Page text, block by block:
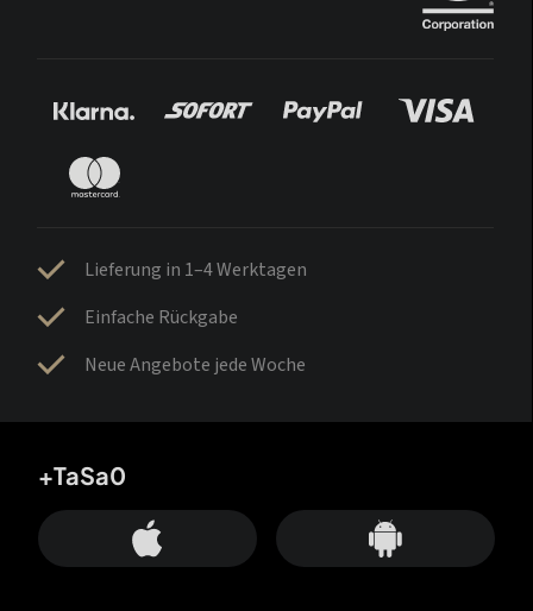
Lieferung in 1–4 Werktagen
Einfache Rückgabe
Neue Angebote jede Woche
+TaSa0